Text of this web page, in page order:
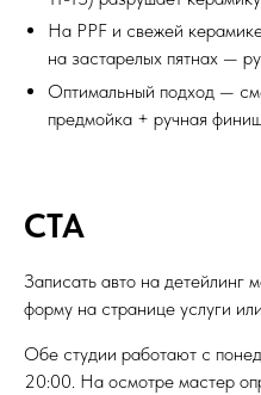
На PPF и свежей
на застарелых пятнах —
Оптимальный подход —
предмойка + ручная
CTA
Записать авто на детейлинг
форму на странице услуги
Обе студии работают с
20:00. На осмотре мастер